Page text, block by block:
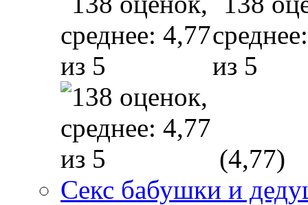
(4,77)
Секс бабушки и